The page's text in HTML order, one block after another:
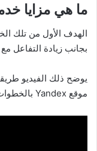
ما هي مزايا
الهدف الأول من تلك
بجانب زيادة التفاعل
يوضح ذلك الفيديو
موقع Yandex بالخطوات.